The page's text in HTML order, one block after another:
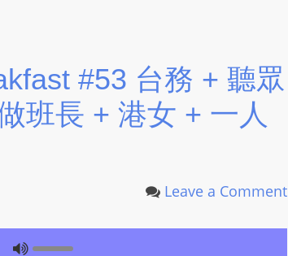
P
r
e
e
#53 台務 + 聽眾
班長 + 港女 + 一人
Leave a Comment